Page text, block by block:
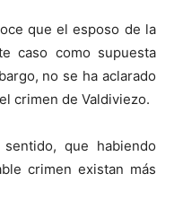
que el esposo de la
caso como supuesta
no se ha aclarado
crimen de Valdiviezo.
que habiendo
crimen existan más